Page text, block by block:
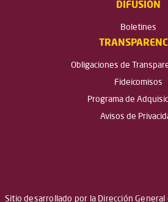
DIFUSIÓN
Boletines
Obligaciones de
Fideicomisos
Programa de
Avisos de
Sitio desarrollado por la Dirección